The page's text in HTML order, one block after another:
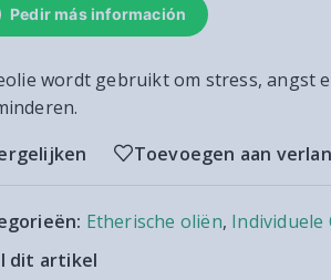
Pedir más información
wordt gebruikt om stress, angst
Toevoegen aan
Etherische oliën, Individuele
dit artikel